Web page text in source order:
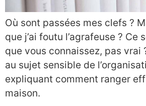
Où sont passées mes clefs ?
que j’ai foutu l’agrafeuse ? Ce
que vous connaissez, pas vrai
au sujet sensible de
expliquant comment ranger
maison.